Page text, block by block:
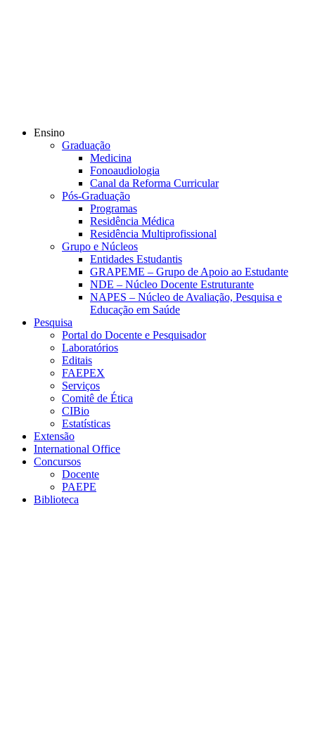
Ensino
Graduação
Medicina
Fonoaudiologia
Canal da Reforma Curricular
Pós-Graduação
Programas
Residência Médica
Residência Multiprofissional
Grupo e Núcleos
Entidades Estudantis
GRAPEME – Grupo de Apoio ao Estudante
NDE – Núcleo Docente Estruturante
NAPES – Núcleo de Avaliação, Pesquisa e
Educação em Saúde
Pesquisa
Portal do Docente e Pesquisador
Laboratórios
Editais
FAEPEX
Serviços
Comitê de Ética
CIBio
Estatísticas
Extensão
International Office
Concursos
Docente
PAEPE
Biblioteca